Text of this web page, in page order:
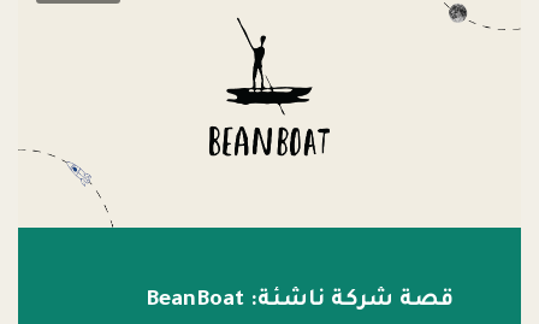
قصة شركة ناشئة: BeanBoat